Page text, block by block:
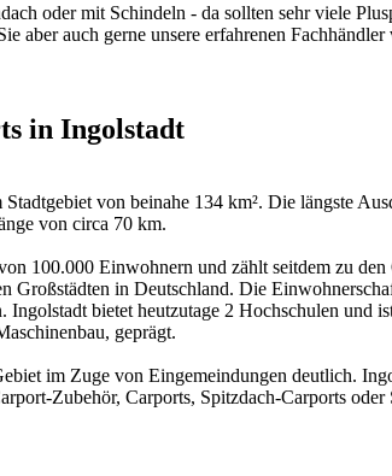
oder mit Schindeln - da sollten sehr viele
aber auch gerne unsere erfahrenen Fachhändler
in Ingolstadt
von beinahe 134 km². Die längste
von circa 70 km.
100.000 Einwohnern und zählt seitdem zu den
Großstädten in Deutschland. Die
bietet heutzutage 2 Hochschulen und
geprägt.
im Zuge von Eingemeindungen deutlich.
Zubehör, Carports, Spitzdach-Carports oder